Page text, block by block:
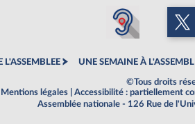
L'ASSEMBLEE UNE SEMAINE À
©Tous droits
Mentions légales
Accessibilité : partiellement
Assemblée nationale - 126 Rue de